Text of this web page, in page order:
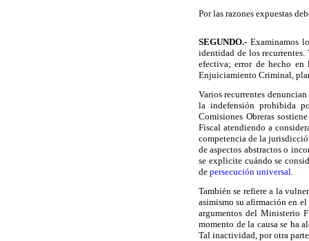
Por las razones expuestas
SEGUNDO.- Examinamos
identidad de los
efectiva; error de hecho
Enjuiciamiento Criminal,
Varios recurrentes
la indefensión prohibida
Comisiones Obreras
Fiscal atendiendo a
competencia de la
de aspectos abstractos o
se explicite cuándo se
de persecución universal.
También se refiere a la
asimismo su afirmación en
argumentos del Ministerio
momento de la causa se ha
Tal inactividad, por otra